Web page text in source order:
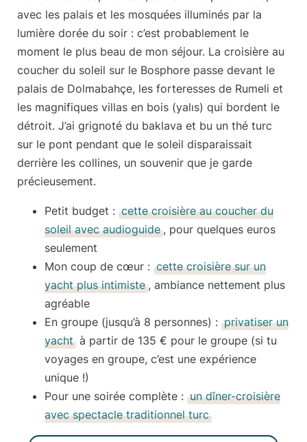
avec les palais et les mosquées illuminés par la
lumière dorée du soir : c’est probablement le
moment le plus beau de mon séjour. La croisière au
coucher du soleil sur le Bosphore passe devant le
palais de Dolmabahçe, les forteresses de Rumeli et
les magnifiques villas en bois (yalıs) qui bordent le
détroit. J’ai grignoté du baklava et bu un thé turc
sur le pont pendant que le soleil disparaissait
derrière les collines, un souvenir que je garde
précieusement.
Petit budget : cette croisière au coucher du
soleil avec audioguide , pour quelques euros
seulement
Mon coup de cœur : cette croisière sur un
yacht plus intimiste , ambiance nettement plus
agréable
En groupe (jusqu’à 8 personnes) : privatiser un
yacht à partir de 135 € pour le groupe (si tu
voyages en groupe, c’est une expérience
unique !)
Pour une soirée complète : un dîner-croisière
avec spectacle traditionnel turc